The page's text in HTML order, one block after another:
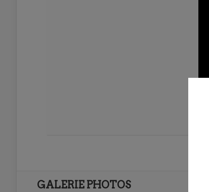
GALERIE PHOTOS